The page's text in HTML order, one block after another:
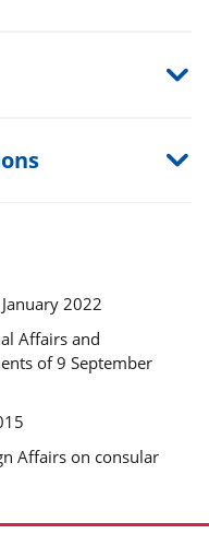
2022
Affairs and
of 9 September
Affairs on consular